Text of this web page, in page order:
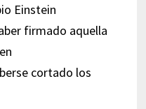
Einstein
firmado aquella
cortado los